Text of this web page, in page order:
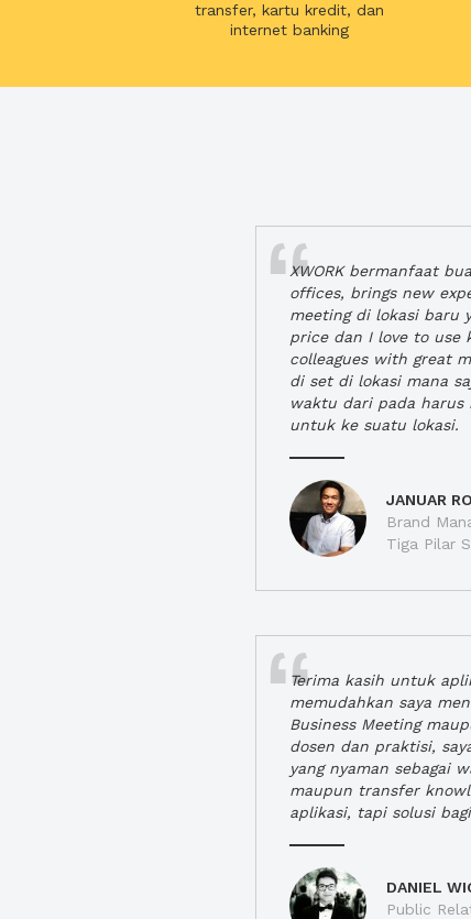
transfer, kartu kredit, dan
internet banking
XWORK bermanfaat
offices, brings new
meeting di lokasi baru
price dan I love to use
colleagues with great
di set di lokasi mana
waktu dari pada harus
untuk ke suatu lokasi.
JANUAR
Brand
Tiga Pilar
Terima kasih untuk
memudahkan saya
Business Meeting
dosen dan praktisi,
yang nyaman sebagai
maupun transfer
aplikasi, tapi solusi
DANIEL
Public